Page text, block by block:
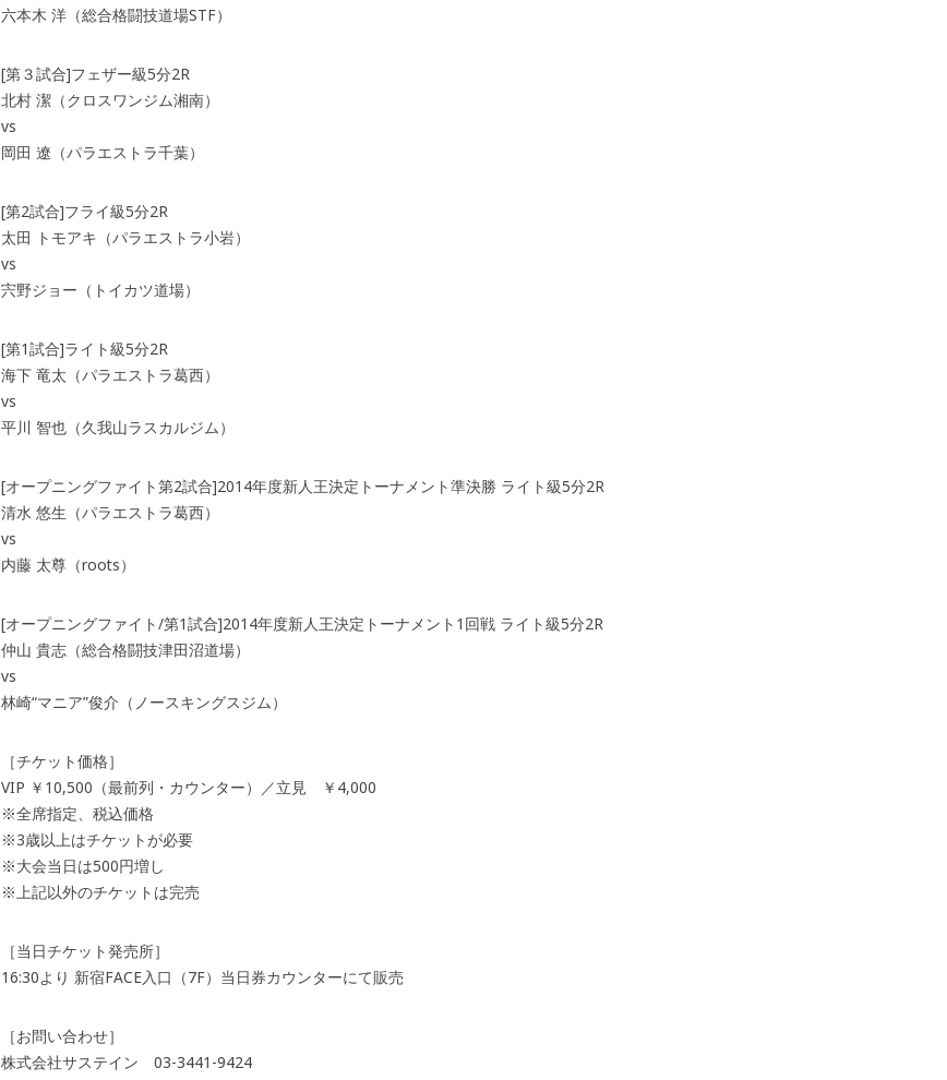
六本木 洋（総合格闘技道場STF）
[第３試合]フェザー級5分2R
北村 潔（クロスワンジム湘南）
vs
岡田 遼（パラエストラ千葉）
[第2試合]フライ級5分2R
太田 トモアキ（パラエストラ小岩）
vs
宍野ジョー（トイカツ道場）
[第1試合]ライト級5分2R
海下 竜太（パラエストラ葛西）
vs
平川 智也（久我山ラスカルジム）
[オープニングファイト第2試合]2014年度新人王決定トーナメント準決勝 ライト級5分2R
清水 悠生（パラエストラ葛西）
vs
内藤 太尊（roots）
[オープニングファイト/第1試合]2014年度新人王決定トーナメント1回戦 ライト級5分2R
仲山 貴志（総合格闘技津田沼道場）
vs
林崎“マニア”俊介（ノースキングスジム）
［チケット価格］
VIP ￥10,500（最前列・カウンター）／立見 ￥4,000
※全席指定、税込価格
※3歳以上はチケットが必要
※大会当日は500円増し
※上記以外のチケットは完売
［当日チケット発売所］
16:30より 新宿FACE入口（7F）当日券カウンターにて販売
［お問い合わせ］
株式会社サステイン 03-3441-9424